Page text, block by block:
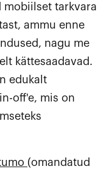
mobiilset tarkvara
ammu enne
nagu me
kättesaadavad.
edukalt
off'e, mis on
(omandatud